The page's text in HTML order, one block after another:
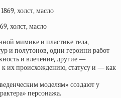
холст, масло
мимике и пластике тела,
и полутонов, одни героини работ
и влечение, другие —
к их происхождению, статусу и — как
моделям» создают у
персонажа.